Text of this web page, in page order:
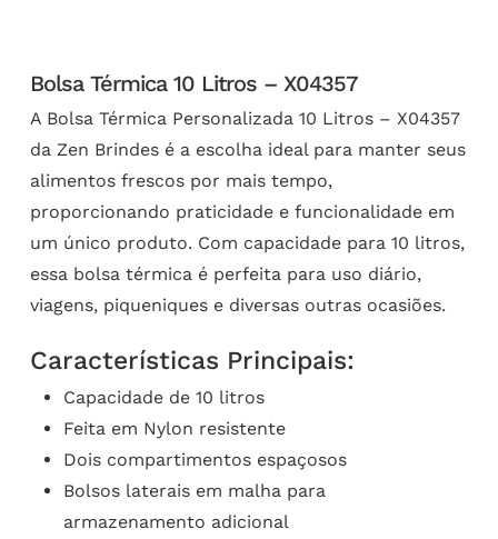
Bolsa Térmica 10 Litros – X04357
A Bolsa Térmica Personalizada 10 Litros – X04357
da Zen Brindes é a escolha ideal para manter seus
alimentos frescos por mais tempo,
proporcionando praticidade e funcionalidade em
um único produto. Com capacidade para 10 litros,
essa bolsa térmica é perfeita para uso diário,
viagens, piqueniques e diversas outras ocasiões.
Características Principais:
Capacidade de 10 litros
Feita em Nylon resistente
Dois compartimentos espaçosos
Bolsos laterais em malha para
armazenamento adicional